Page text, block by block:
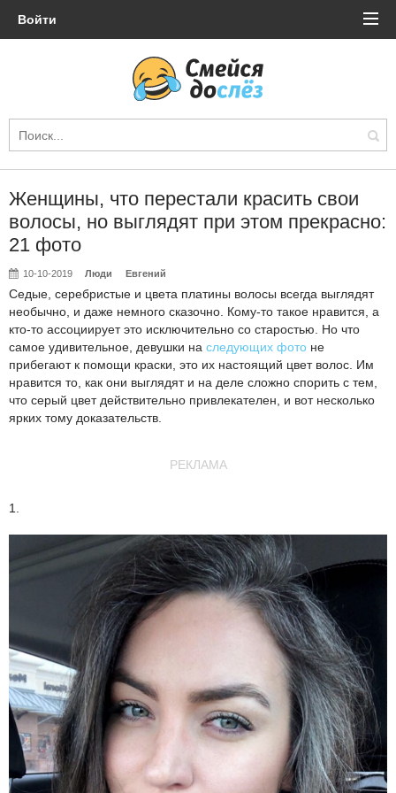
Войти
Женщины, что перестали красить свои
волосы, но выглядят при этом прекрасно:
21 фото
10-10-2019 Люди Евгений
Седые, серебристые и цвета платины волосы всегда выглядят
необычно, и даже немного сказочно. Кому-то такое нравится, а
кто-то ассоциирует это исключительно со старостью. Но что
самое удивительное, девушки на следующих фото не
прибегают к помощи краски, это их настоящий цвет волос. Им
нравится то, как они выглядят и на деле сложно спорить с тем,
что серый цвет действительно привлекателен, и вот несколько
ярких тому доказательств.
РЕКЛАМА
1.